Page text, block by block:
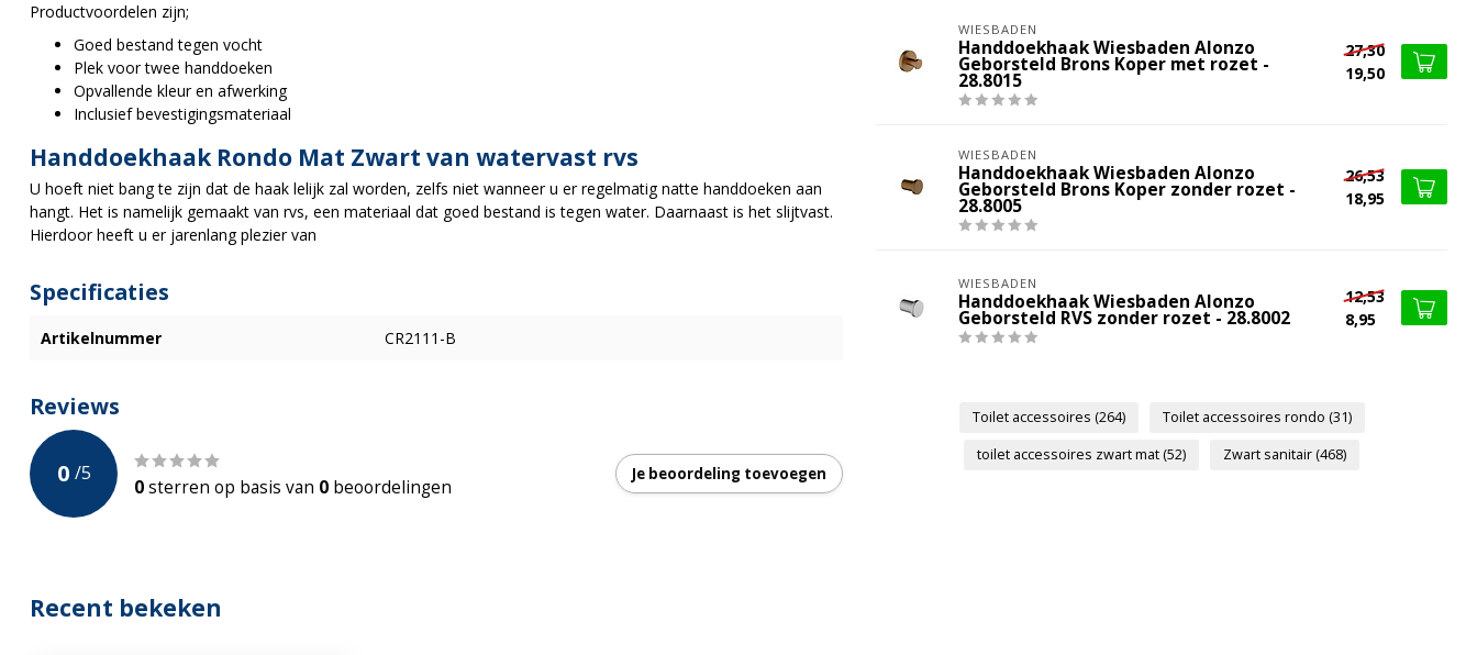
Productvoordelen zijn;
Goed bestand tegen vocht
Plek voor twee handdoeken
Opvallende kleur en afwerking
Inclusief bevestigingsmateriaal
Handdoekhaak Rondo Mat Zwart van watervast rvs
U hoeft niet bang te zijn dat de haak lelijk zal worden, zelfs niet wanneer u er regelmatig natte handdoeken aan
hangt. Het is namelijk gemaakt van rvs, een materiaal dat goed bestand is tegen water. Daarnaast is het slijtvast.
Hierdoor heeft u er jarenlang plezier van
Specificaties
Artikelnummer CR2111-B
Reviews
0 /5
0sterren op basis van 0 beoordelingen
Je beoordeling toevoegen
WIESBADEN
Handdoekhaak Wiesbaden Alonzo
Geborsteld Brons Koper met rozet -
28.8015
27,30
19,50
WIESBADEN
Handdoekhaak Wiesbaden Alonzo
Geborsteld Brons Koper zonder rozet -
28.8005
26,53
18,95
WIESBADEN
Handdoekhaak Wiesbaden Alonzo
Geborsteld RVS zonder rozet - 28.8002
12,53
8,95
Toilet accessoires (264) Toilet accessoires rondo (31)
toilet accessoires zwart mat(52) Zwart sanitair(468)
Recent bekeken